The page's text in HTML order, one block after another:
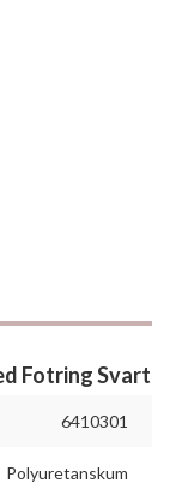
Fotring Svart
6410301
Polyuretanskum